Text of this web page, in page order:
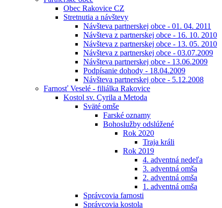
Obec Rakovice CZ
Stretnutia a návštevy
Návšteva partnerskej obce - 01. 04. 2011
Návšteva z partnerskej obce - 16. 10. 2010
Návšteva z partnerskej obce - 13. 05. 2010
Návšteva z partnerskej obce - 03.07.2009
Návšteva partnerskej obce - 13.06.2009
Podpísanie dohody - 18.04.2009
Návšteva partnerskej obce - 5.12.2008
Farnosť Veselé - filiálka Rakovice
Kostol sv. Cyrila a Metoda
Sväté omše
Farské oznamy
Bohoslužby odslúžené
Rok 2020
Traja králi
Rok 2019
4. adventná nedeľa
3. adventná omša
2. adventná omša
1. adventná omša
Správcovia farnosti
Správcovia kostola